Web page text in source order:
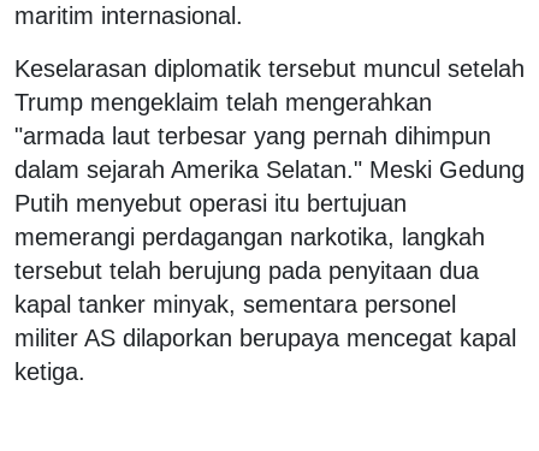
maritim internasional.
Keselarasan diplomatik tersebut muncul setelah
Trump mengeklaim telah mengerahkan
"armada laut terbesar yang pernah dihimpun
dalam sejarah Amerika Selatan." Meski Gedung
Putih menyebut operasi itu bertujuan
memerangi perdagangan narkotika, langkah
tersebut telah berujung pada penyitaan dua
kapal tanker minyak, sementara personel
militer AS dilaporkan berupaya mencegat kapal
ketiga.